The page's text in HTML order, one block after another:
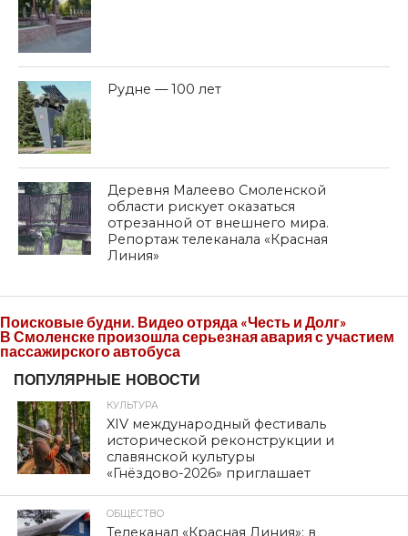
Рудне — 100 лет
Деревня Малеево Смоленской
области рискует оказаться
отрезанной от внешнего мира.
Репортаж телеканала «Красная
Линия»
Поисковые будни. Видео отряда «Честь и Долг»
В Смоленске произошла серьезная авария с участием
пассажирского автобуса
ПОПУЛЯРНЫЕ НОВОСТИ
КУЛЬТУРА
XIV международный фестиваль
исторической реконструкции и
славянской культуры
«Гнёздово-2026» приглашает
ОБЩЕСТВО